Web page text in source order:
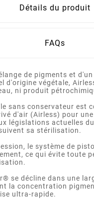
Détails du produit
FAQs
de pigments et
d'origine végétale,
ni produit
sans conservateur est
d'air (Airless) pour
législations actuelles
sa stérilisation.
le système de
ce qui évite toute
se décline dans une
la concentration
ultra-rapide.